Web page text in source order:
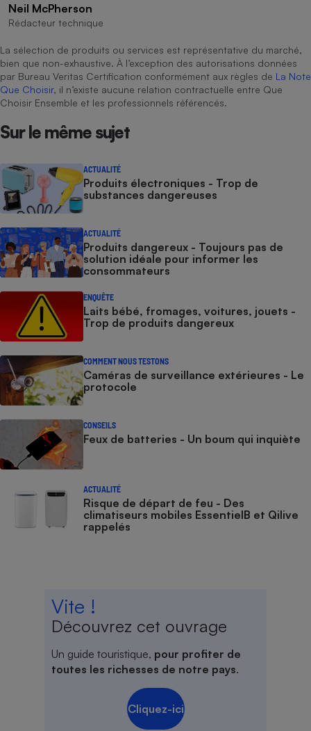
Neil McPherson
Rédacteur technique
La sélection de produits ou services est représentative du marché,
bien que non-exhaustive. À l’exception des autorisations données
par Bureau Veritas Certification conformément aux règles de La Note
Que Choisir, il n’existe aucune relation contractuelle entre Que
Choisir Ensemble et les professionnels référencés.
Sur le même sujet
ACTUALITÉ
Produits électroniques - Trop de
substances dangereuses
ACTUALITÉ
Produits dangereux - Toujours pas de
solution idéale pour informer les
consommateurs
ENQUÊTE
Laits bébé, fromages, voitures, jouets -
Trop de produits dangereux
COMMENT NOUS TESTONS
Caméras de surveillance extérieures - Le
protocole
CONSEILS
Feux de batteries - Un boum qui inquiète
ACTUALITÉ
Risque de départ de feu - Des
climatiseurs mobiles EssentielB et Qilive
rappelés
Vite !
Découvrez cet ouvrage
Un guide touristique, pour profiter de
toutes les richesses de notre pays.
Cliquez-ici